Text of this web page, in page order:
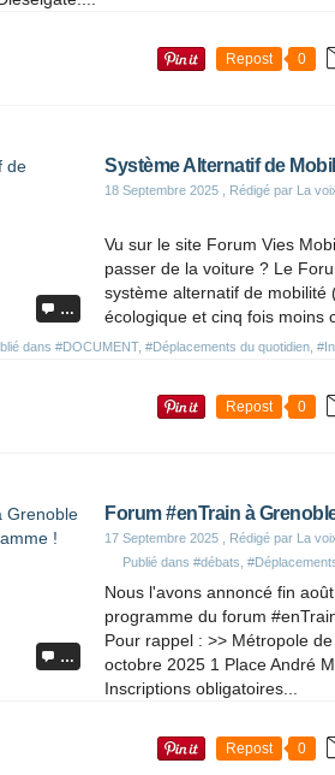
Repost 0
…
Système Alternatif de
18 Septembre 2025 , Rédigé par La
dans #DOCUMENT, #Déplacements du quotidien
Vu sur le site Forum Vies
passer de la voiture ? Le
système alternatif de mobilité
écologique et cinq fois moins
Repost 0
…
Forum #enTrain à
17 Septembre 2025 , Rédigé par La
Publié dans #débats
Nous l'avons annoncé fin
programme du forum
Pour rappel : >> Métropole
octobre 2025 1 Place André
Inscriptions obligatoires...
Repost 0